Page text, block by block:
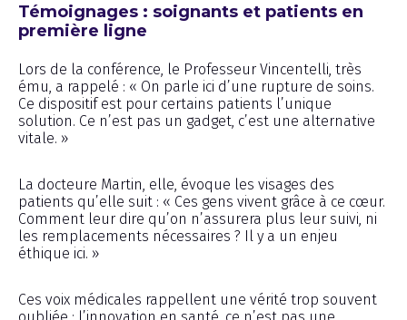
Témoignages : soignants et patients en
première ligne
Lors de la conférence, le Professeur Vincentelli, très
ému, a rappelé : « On parle ici d’une rupture de soins.
Ce dispositif est pour certains patients l’unique
solution. Ce n’est pas un gadget, c’est une alternative
vitale. »
La docteure Martin, elle, évoque les visages des
patients qu’elle suit : « Ces gens vivent grâce à ce cœur.
Comment leur dire qu’on n’assurera plus leur suivi, ni
les remplacements nécessaires ? Il y a un enjeu
éthique ici. »
Ces voix médicales rappellent une vérité trop souvent
oubliée : l’innovation en santé, ce n’est pas une